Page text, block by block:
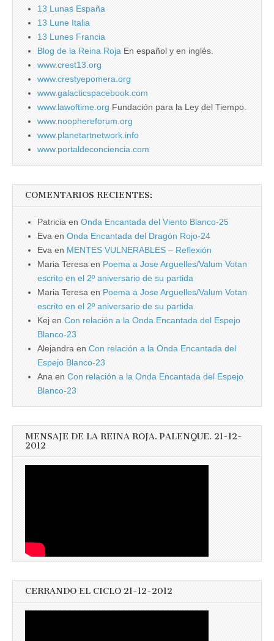
13 Lunas España
13 Lune Italia
13 Lunes Francia
Blog de la Reina Roja En español y en inglés.
www.crest13.org
www.crestyepomera.org
www.galacticspacebook.com
www.lawoftime.org Fundación para la Ley del Tiempo.
www.noophereforum.org
www.planetartnetwork.info
www.portaldeconciencia.com
COMENTARIOS RECIENTES:
Patricia en Onda Encantada del Viento Blanco-25
Eva en Onda Encantada del Dragón Rojo-24
Eva en MENTES VULNERABLES – Reflexión
Maria Teresa en Poema a Jose Arguelles/Valum Votan
escrito en el 2º aniversario de su partida
Maria Teresa en Poema a Jose Arguelles/Valum Votan
escrito en el 2º aniversario de su partida
Kej en Con relación a la Onda Encantada del Espejo
Blanco-23
Alejandra en Con relación a la Onda Encantada del
Espejo Blanco-23
Ana en Con relación a la Onda Encantada del Espejo
Blanco-23
MENSAJE DE LA REINA ROJA. PALENQUE. 21-12-
2012
CERRANDO EL CICLO 21-12-2012